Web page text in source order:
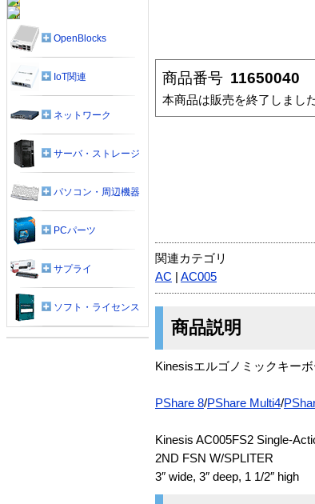
商品番号 11650040
本商品は販売を終了しまし
関連カテゴリ
AC
AC005
商品説明
Kinesisエルゴノミックキー
PShare 8/PShare Multi4/
Kinesis AC005FS2 Single-
2ND FSN W/SPLITER
3″ wide, 3″ deep, 1 1/2″ high
OpenBlocks
IoT関連
ネットワーク
サーバ・ストレージ
パソコン・周辺機器
PCパーツ
サプライ
ソフト・ライセンス